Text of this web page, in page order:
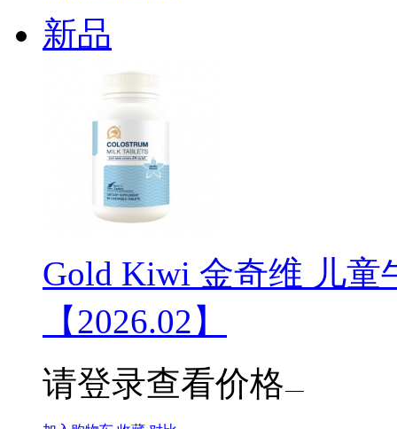
新品
Gold Kiwi 金奇维 儿童
【2026.02】
请登录查看价格